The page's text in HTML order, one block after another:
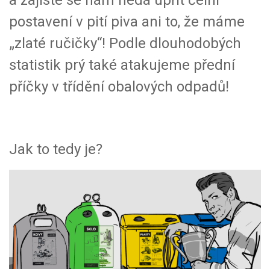
postavení v pití piva ani to, že máme
„zlaté ručičky“! Podle dlouhodobých
statistik prý také atakujeme přední
příčky v třídění obalových odpadů!
Jak to tedy je?